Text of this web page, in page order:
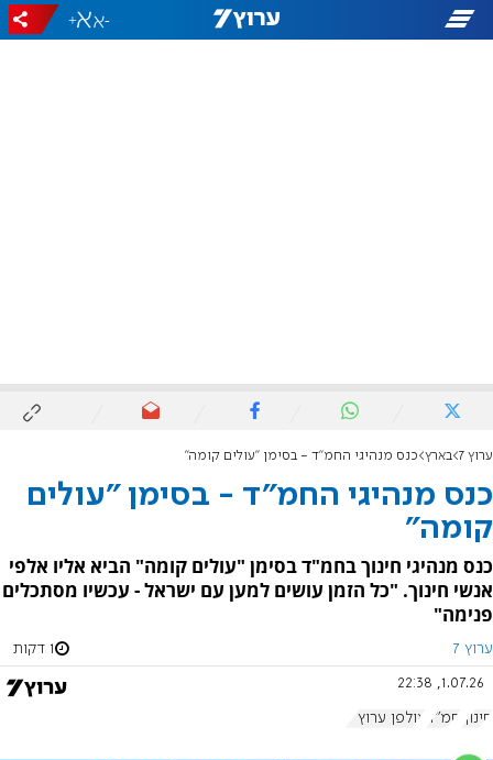
-
+
ערוץ 7 בארץ כנס מנהיגי החמ"ד - בסימן "עולים קומה"
כנס מנהיגי החמ"ד - בסימן "עולים
קומה"
כנס מנהיגי חינוך בחמ"ד בסימן "עולים קומה" הביא אליו אלפי
אנשי חינוך. "כל הזמן עושים למען עם ישראל - עכשיו מסתכלים
פנימה"
ערוץ 7 1 דקות
1.07.26, 22:38
חינוך חמ"ד אולפן ערוץ 7